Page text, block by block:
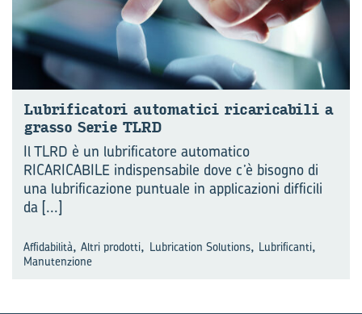
Lu­bri­fi­ca­to­ri au­to­ma­ti­ci ri­ca­ri­ca­bi­li a
gras­so Serie TLRD
Il TLRD è un lubrificatore automatico
RICARICABILE indispensabile dove c’è bisogno di
una lubrificazione puntuale in applicazioni difficili
da [...]
Affidabilità, Altri prodotti, Lubrication Solutions, Lubrificanti,
Manutenzione